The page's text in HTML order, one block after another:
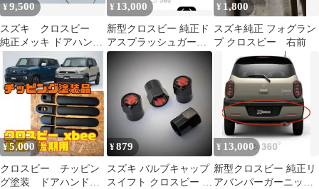
¥9,500
スズキ クロスビー
純正メッキ ドアハンド
ル 4個セット
¥ 13,000
新型クロスビー 純正ド
アスプラッシュガード
パネル1台分 アイボリ
ー MND1S型
¥ 1,800
スズキ純正 フォグラン
プ クロスビー 右前
¥5,000
クロスビー チッピン
グ塗装 ドアハンドル
¥879
スズキ バルブキャップ
スイフト クロスビー ジ
¥ 13,000
新型クロスビー 純正リ
アバンパーガーニッシ